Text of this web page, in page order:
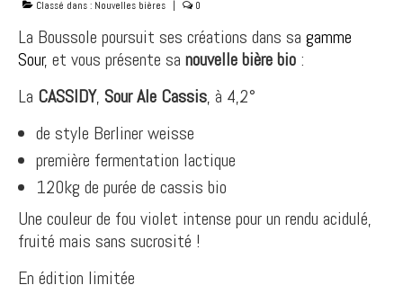
La Boussole
Nos valeurs
Classé dans : Nouvelles bières 0
La Boussole poursuit ses créations dans sa gamme
Sour, et vous présente sa nouvelle bière bio :
La CASSIDY, Sour Ale Cassis, à 4,2°
de style Berliner weisse
première fermentation lactique
120kg de purée de cassis bio
Une couleur de fou violet intense pour un rendu acidulé,
fruité mais sans sucrosité !
En édition limitée